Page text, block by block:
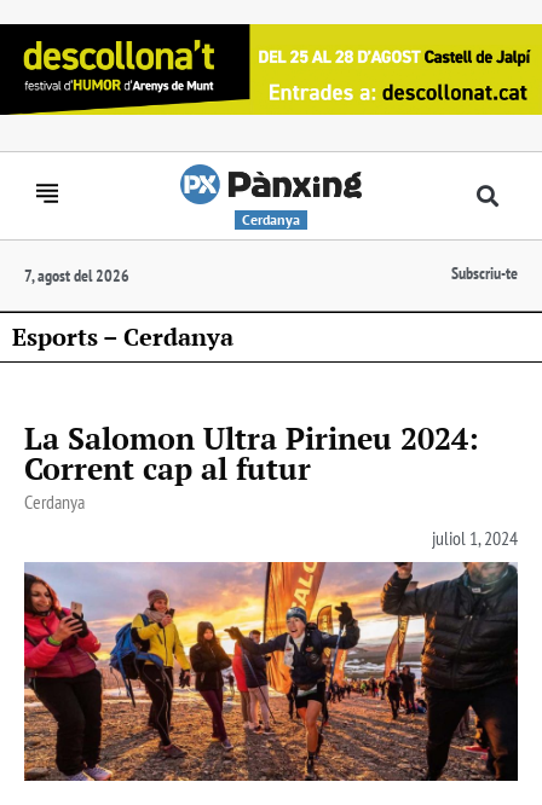
Cerdanya
7, agost del 2026 Subscriu-te
Esports – Cerdanya
La Salomon Ultra Pirineu 2024:
Corrent cap al futur
Cerdanya
juliol 1, 2024